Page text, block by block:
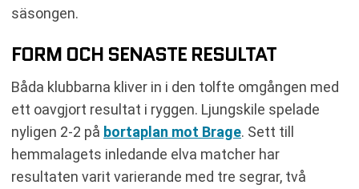
säsongen.
FORM OCH SENASTE RESULTAT
Båda klubbarna kliver in i den tolfte omgången med
ett oavgjort resultat i ryggen. Ljungskile spelade
nyligen 2-2 på bortaplan mot Brage. Sett till
hemmalagets inledande elva matcher har
resultaten varit varierande med tre segrar, två